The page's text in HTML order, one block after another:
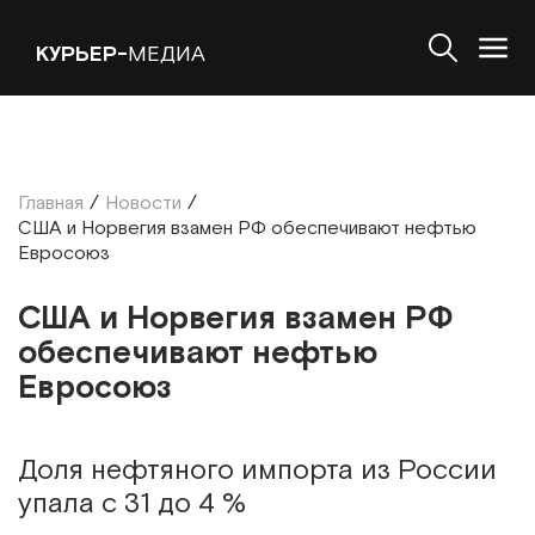
КУРЬЕР-МЕДИА
Главная / Новости /
США и Норвегия взамен РФ обеспечивают нефтью
Евросоюз
США и Норвегия взамен РФ
обеспечивают нефтью
Евросоюз
Доля нефтяного импорта из России
упала с 31 до 4 %